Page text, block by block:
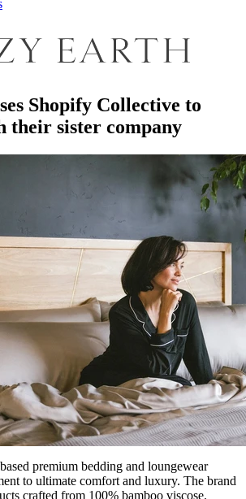
Shopify Collective to
their sister company
premium bedding and loungewear
to ultimate comfort and luxury. The brand
crafted from 100% bamboo viscose.